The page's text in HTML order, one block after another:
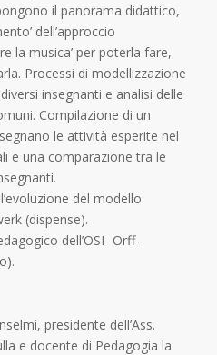
il panorama didattico,
dell’approccio
la musica’ per poterla fare,
Processi di modellizzazione
insegnanti e analisi delle
Compilazione di un
le attività esperite nel
e una comparazione tra le
del modello
(dispense).
dell’OSI- Orff-
presidente dell’Ass.
e docente di Pedagogia la